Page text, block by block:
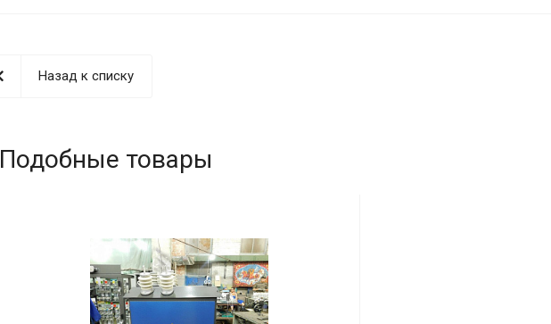
Назад к списку
Подобные товары